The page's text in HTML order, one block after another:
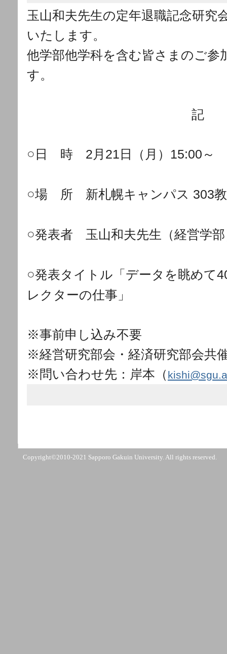
玉山和夫先生の定年退職記念研究
いたします。
他学部他学科を含む皆さまのご参
す。
記
○ 日 時 2月21日（月）15:00～
○場 所 新札幌キャンパス 303
○発表者 玉山和夫先生（経営学
○発表タイトル「データを眺めて
レクターの仕事」
※事前申し込み不要
※経営研究部会・経済研究部会共
※問い合わせ先：岸本（
Copyright©2010-2021 Sapporo Gakuin University. All rights reserved.